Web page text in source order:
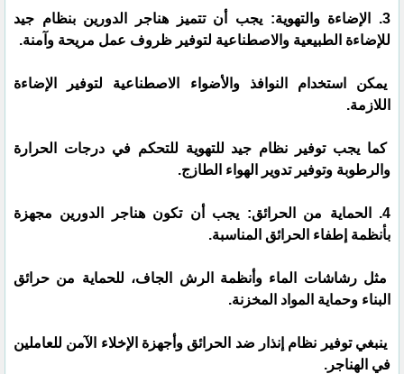
3. الإضاءة والتهوية: يجب أن تتميز هناجر الدورين بنظام جيد
للإضاءة الطبيعية والاصطناعية لتوفير ظروف عمل مريحة وآمنة.
يمكن استخدام النوافذ والأضواء الاصطناعية لتوفير الإضاءة
اللازمة.
كما يجب توفير نظام جيد للتهوية للتحكم في درجات الحرارة
والرطوبة وتوفير تدوير الهواء الطازج.
4. الحماية من الحرائق: يجب أن تكون هناجر الدورين مجهزة
بأنظمة إطفاء الحرائق المناسبة.
مثل رشاشات الماء وأنظمة الرش الجاف، للحماية من حرائق
البناء وحماية المواد المخزنة.
ينبغي توفير نظام إنذار ضد الحرائق وأجهزة الإخلاء الآمن للعاملين
في الهناجر.